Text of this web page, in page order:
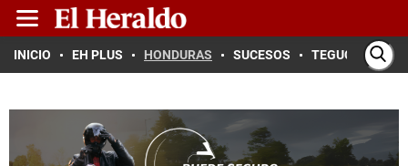
INICIO EH PLUS HONDURAS SUCESOS TEGUCIGALPA